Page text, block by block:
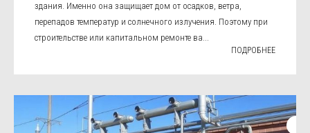
здания. Именно она защищает дом от осадков, ветра,
перепадов температур и солнечного излучения. Поэтому при
строительстве или капитальном ремонте ва...
ПОДРОБНЕЕ